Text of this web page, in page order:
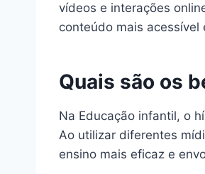
vídeos e interações
conteúdo mais
Quais são os
Na Educação infantil, o
Ao utilizar diferentes
ensino mais eficaz e